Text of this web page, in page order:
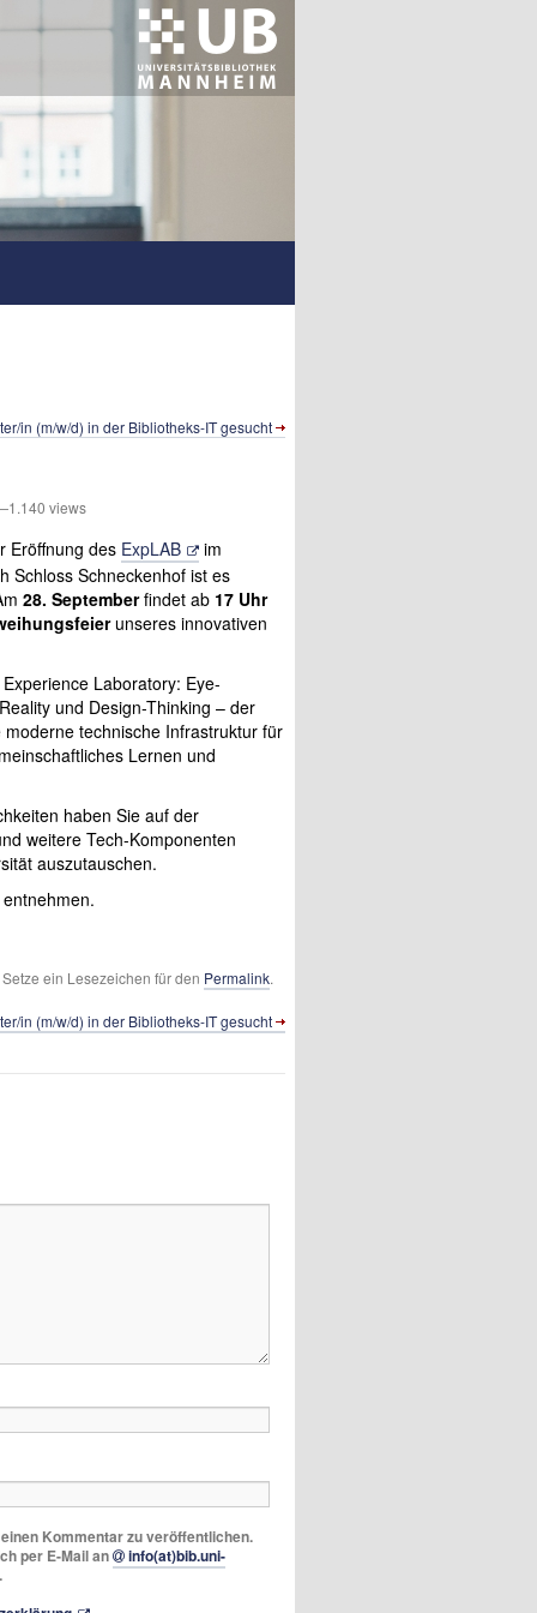
in (m/w/d) in der Bibliotheks-IT gesucht
views
Eröffnung des ExpLAB
im
Schloss Schneckenhof ist es
28. Septemberfindet ab 17 Uhr
unseres innovativen
Laboratory: Eye-
und Design-Thinking – der
moderne technische Infrastruktur für
Lernen und
haben Sie auf der
weitere Tech-Komponenten
auszutauschen.
ein Lesezeichen für den Permalink.
in (m/w/d) in der Bibliotheks-IT gesucht
Kommentar zu veröffentlichen.
per E-Mail an
info(at)bib.uni-